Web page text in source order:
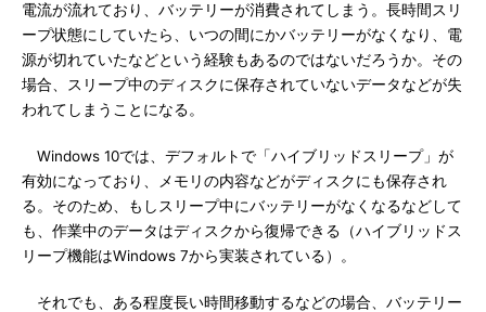
電流が流れており、バッテリーが消費されてしまう。長時間スリ
ープ状態にしていたら、いつの間にかバッテリーがなくなり、電
源が切れていたなどという経験もあるのではないだろうか。その
場合、スリープ中のディスクに保存されていないデータなどが失
われてしまうことになる。
Windows 10では、デフォルトで「ハイブリッドスリープ」が
有効になっており、メモリの内容などがディスクにも保存され
る。そのため、もしスリープ中にバッテリーがなくなるなどして
も、作業中のデータはディスクから復帰できる（ハイブリッドス
リープ機能はWindows 7から実装されている）。
それでも、ある程度長い時間移動するなどの場合、バッテリー